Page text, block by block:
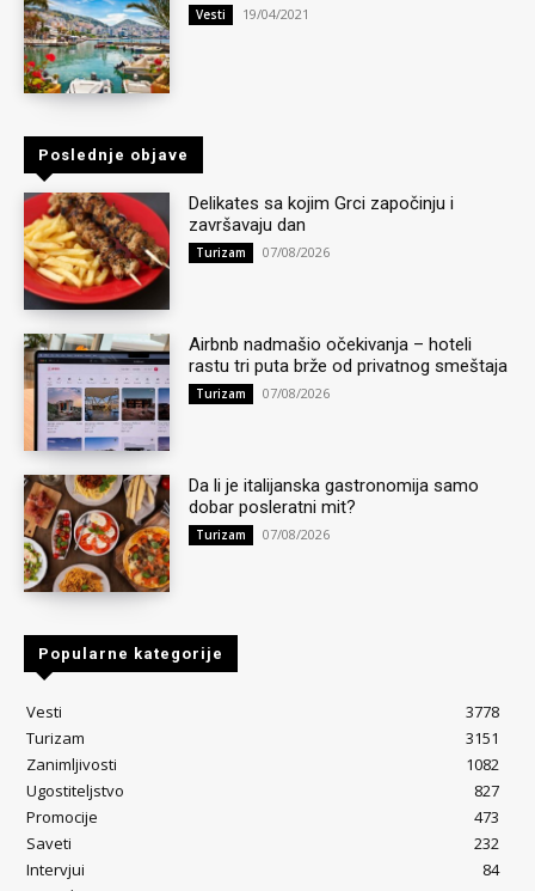
Vesti 19/04/2021
Poslednje objave
Delikates sa kojim Grci započinju i
završavaju dan
Turizam 07/08/2026
Airbnb nadmašio očekivanja – hoteli
rastu tri puta brže od privatnog smeštaja
Turizam 07/08/2026
Da li je italijanska gastronomija samo
dobar posleratni mit?
Turizam 07/08/2026
Popularne kategorije
Vesti
3778
Turizam
3151
Zanimljivosti
1082
Ugostiteljstvo
827
Promocije
473
Saveti
232
Intervjui
84